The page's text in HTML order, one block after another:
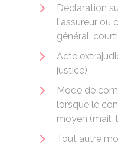
Déclaration
l'assureur ou
général,
Acte
justice)
Mode de
lorsque le
moyen (mail,
Tout autre